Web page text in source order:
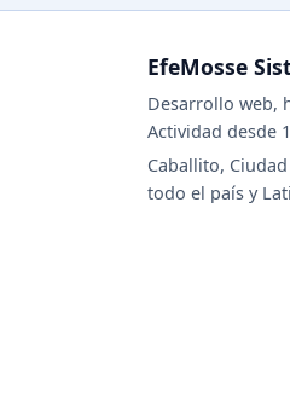
EfeMosse
Desarrollo web,
Actividad desde
Caballito,
todo el país y